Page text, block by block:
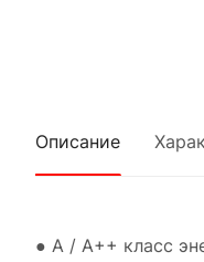
Описание
● A / A++ класс